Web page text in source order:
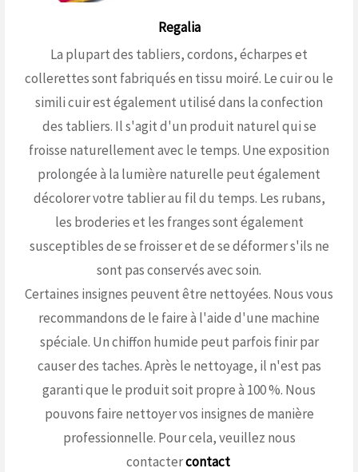
Regalia
La plupart des tabliers, cordons, écharpes et
collerettes sont fabriqués en tissu moiré. Le cuir ou le
simili cuir est également utilisé dans la confection
des tabliers. Il s'agit d'un produit naturel qui se
froisse naturellement avec le temps. Une exposition
prolongée à la lumière naturelle peut également
décolorer votre tablier au fil du temps. Les rubans,
les broderies et les franges sont également
susceptibles de se froisser et de se déformer s'ils ne
sont pas conservés avec soin.
Certaines insignes peuvent être nettoyées. Nous vous
recommandons de le faire à l'aide d'une machine
spéciale. Un chiffon humide peut parfois finir par
causer des taches. Après le nettoyage, il n'est pas
garanti que le produit soit propre à 100 %. Nous
pouvons faire nettoyer vos insignes de manière
professionnelle. Pour cela, veuillez nous
contactercontact